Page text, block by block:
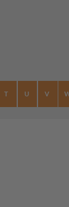
T U V